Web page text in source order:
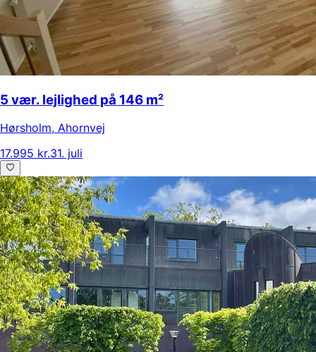
5 vær. lejlighed på 146 m²
Hørsholm, Ahornvej
17.995 kr.31. juli